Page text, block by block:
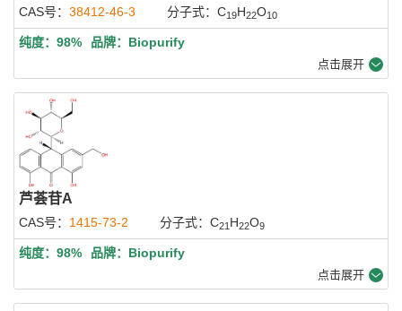
CAS号： 38412-46-3 分子式：C19H22O10
纯度：98% 品牌：Biopurify
点击展开
芦荟苷A
CAS号： 1415-73-2 分子式：C21 H22O9
纯度：98% 品牌：Biopurify
点击展开